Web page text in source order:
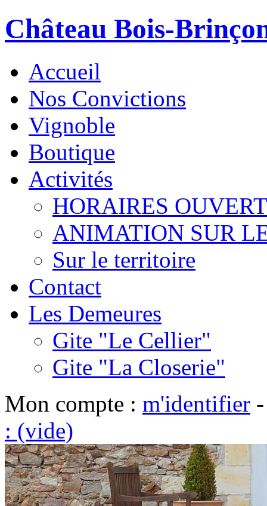
Château Bois-
Accueil
Nos Convictions
Vignoble
Boutique
Activités
HORAIRES
ANIMATION SUR
Sur le territoire
Contact
Les Demeures
Gite "Le Cellier"
Gite "La Closerie"
Mon compte : m'identifier
: (vide)